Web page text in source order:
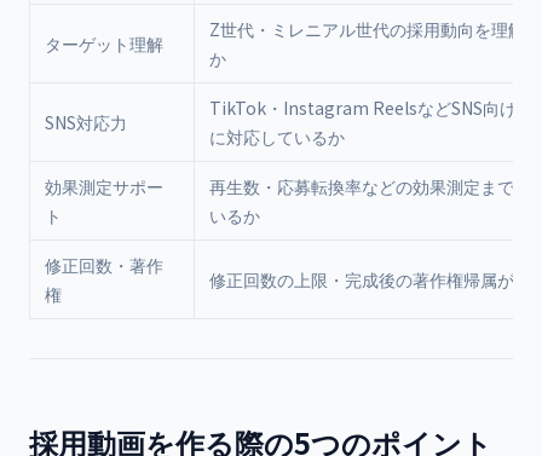
ターゲット理解
Z世代・ミレニアル世代の採用動向を理解
か
SNS対応力
TikTok・Instagram ReelsなどSNS向け縦
に対応しているか
効果測定サポー
ト
再生数・応募転換率などの効果測定まで支
いるか
修正回数・著作
権
修正回数の上限・完成後の著作権帰属が明
採用動画を作る際の5つのポイント